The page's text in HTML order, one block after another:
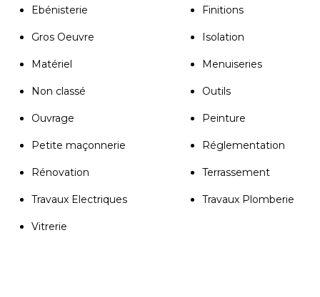
Ebénisterie Finitions
Gros Oeuvre Isolation
Matériel Menuiseries
Non classé Outils
Ouvrage Peinture
Petite maçonnerie Réglementation
Rénovation Terrassement
Travaux Electriques Travaux Plomberie
Vitrerie